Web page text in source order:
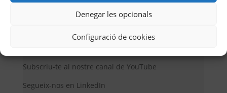
Denegar les opcionals
Configuració de cookies
Telèfon: 934513406
Subscriu-te al nostre canal de YouTube
Segueix-nos en LinkedIn